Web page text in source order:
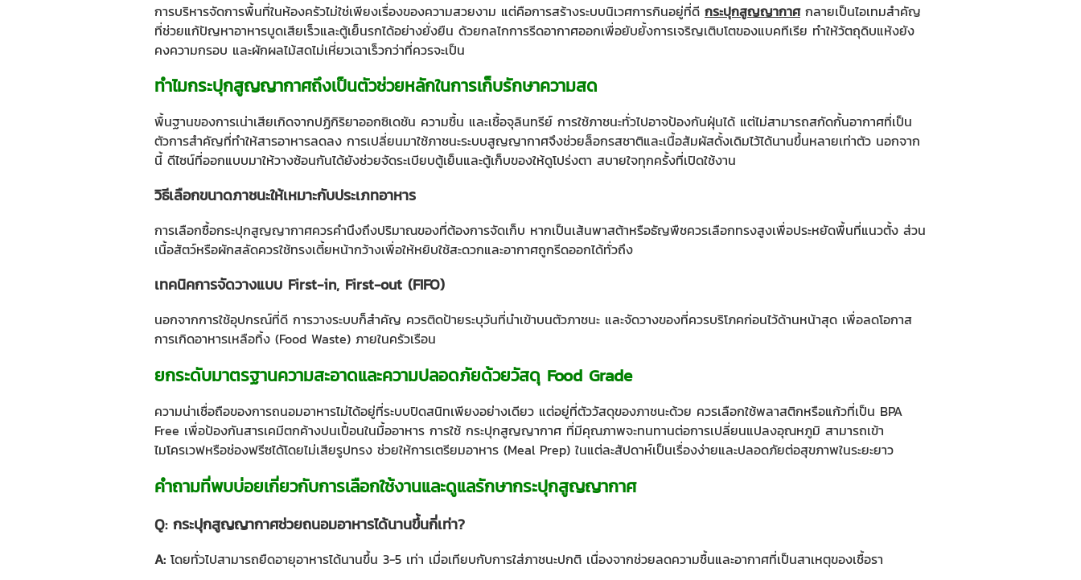
การบริหารจัดการพื้นที่ในห้องครัวไม่ใช่เพียงเรื่องของความสวยงาม แต่คือการสร้างระบบนิเวศการกินอยู่ที่ดี กระปุกสูญญากาศกลายเป็นไอเทมสำคัญ
ที่ช่วยแก้ปัญหาอาหารบูดเสียเร็วและตู้เย็นรกได้อย่างยั่งยืน ด้วยกลไกการรีดอากาศออกเพื่อยับยั้งการเจริญเติบโตของแบคทีเรีย ทำให้วัตถุดิบแห้งยัง
คงความกรอบ และผักผลไม้สดไม่เหี่ยวเฉาเร็วกว่าที่ควรจะเป็น
ทำไมกระปุกสูญญากาศถึงเป็นตัวช่วยหลักในการเก็บรักษาความสด
พื้นฐานของการเน่าเสียเกิดจากปฏิกิริยาออกซิเดชัน ความชื้น และเชื้อจุลินทรีย์ การใช้ภาชนะทั่วไปอาจป้องกันฝุ่นได้ แต่ไม่สามารถสกัดกั้นอากาศที่เป็น
ตัวการสำคัญที่ทำให้สารอาหารลดลง การเปลี่ยนมาใช้ภาชนะระบบสูญญากาศจึงช่วยล็อกรสชาติและเนื้อสัมผัสดั้งเดิมไว้ได้นานขึ้นหลายเท่าตัว นอกจาก
นี้ ดีไซน์ที่ออกแบบมาให้วางซ้อนกันได้ยังช่วยจัดระเบียบตู้เย็นและตู้เก็บของให้ดูโปร่งตา สบายใจทุกครั้งที่เปิดใช้งาน
วิธีเลือกขนาดภาชนะให้เหมาะกับประเภทอาหาร
การเลือกซื้อกระปุกสูญญากาศควรคำนึงถึงปริมาณของที่ต้องการจัดเก็บ หากเป็นเส้นพาสต้าหรือธัญพืชควรเลือกทรงสูงเพื่อประหยัดพื้นที่แนวตั้ง ส่วน
เนื้อสัตว์หรือผักสลัดควรใช้ทรงเตี้ยหน้ากว้างเพื่อให้หยิบใช้สะดวกและอากาศถูกรีดออกได้ทั่วถึง
เทคนิคการจัดวางแบบ First-in, First-out (FIFO)
นอกจากการใช้อุปกรณ์ที่ดี การวางระบบก็สำคัญ ควรติดป้ายระบุวันที่นำเข้าบนตัวภาชนะ และจัดวางของที่ควรบริโภคก่อนไว้ด้านหน้าสุด เพื่อลดโอกาส
การเกิดอาหารเหลือทิ้ง (Food Waste) ภายในครัวเรือน
ยกระดับมาตรฐานความสะอาดและความปลอดภัยด้วยวัสดุ Food Grade
ความน่าเชื่อถือของการถนอมอาหารไม่ได้อยู่ที่ระบบปิดสนิทเพียงอย่างเดียว แต่อยู่ที่ตัววัสดุของภาชนะด้วย ควรเลือกใช้พลาสติกหรือแก้วที่เป็น BPA
Free เพื่อป้องกันสารเคมีตกค้างปนเปื้อนในมื้ออาหาร การใช้ กระปุกสูญญากาศ ที่มีคุณภาพจะทนทานต่อการเปลี่ยนแปลงอุณหภูมิ สามารถเข้า
ไมโครเวฟหรือช่องฟรีซได้โดยไม่เสียรูปทรง ช่วยให้การเตรียมอาหาร (Meal Prep) ในแต่ละสัปดาห์เป็นเรื่องง่ายและปลอดภัยต่อสุขภาพในระยะยาว
คำถามที่พบบ่อยเกี่ยวกับการเลือกใช้งานและดูแลรักษากระปุกสูญญากาศ
Q: กระปุกสูญญากาศช่วยถนอมอาหารได้นานขึ้นกี่เท่า?
A: โดยทั่วไปสามารถยืดอายุอาหารได้นานขึ้น 3-5 เท่า เมื่อเทียบกับการใส่ภาชนะปกติ เนื่องจากช่วยลดความชื้นและอากาศที่เป็นสาเหตุของเชื้อรา